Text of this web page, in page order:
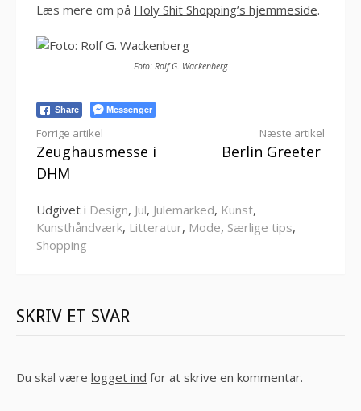
Læs mere om på Holy Shit Shopping’s hjemmeside.
Foto: Rolf G. Wackenberg
Share Messenger
Læs
videre
Forrige artikel
Zeughausmesse i
DHM
Næste artikel
Berlin Greeter
Udgivet i Design, Jul, Julemarked, Kunst,
Kunsthåndværk, Litteratur, Mode, Særlige tips,
Shopping
SKRIV ET SVAR
Du skal være logget ind for at skrive en kommentar.